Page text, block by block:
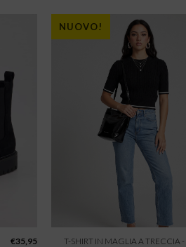
€35,95
NUOVO!
T-SHIRT IN MAGLIA A TRECCIA -